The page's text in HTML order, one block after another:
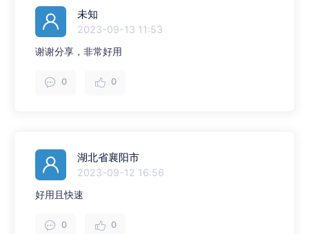
未知
2023-09-13 11:53
谢谢分享，非常好用
0 0
湖北省襄阳市
2023-09-12 16:56
好用且快速
0 0